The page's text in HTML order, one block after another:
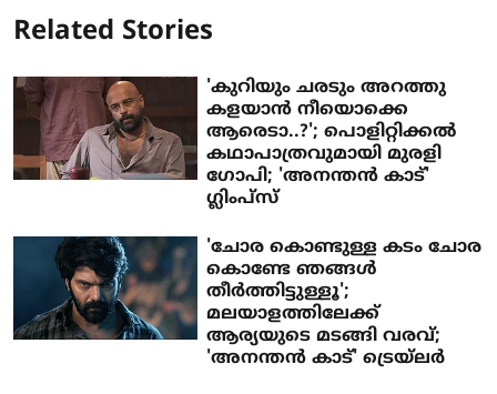
Related Stories
'കുറിയും ചരടും അറത്തു
കളയാന്‍ നീയൊക്കെ
ആരെടാ..?'; പൊളിറ്റിക്കല്‍
കഥാപാത്രവുമായി മുരളി
ഗോപി; 'അനന്തന്‍ കാട്'
ഗ്ലിംപ്‌സ്
'ചോര കൊണ്ടുള്ള കടം ചോര
കൊണ്ടേ ഞങ്ങള്‍
തീര്‍ത്തിട്ടുള്ളൂ';
മലയാളത്തിലേക്ക്
ആര്യയുടെ മടങ്ങി വരവ്;
'അനന്തന്‍ കാട്' ട്രെയ്‌ലര്‍